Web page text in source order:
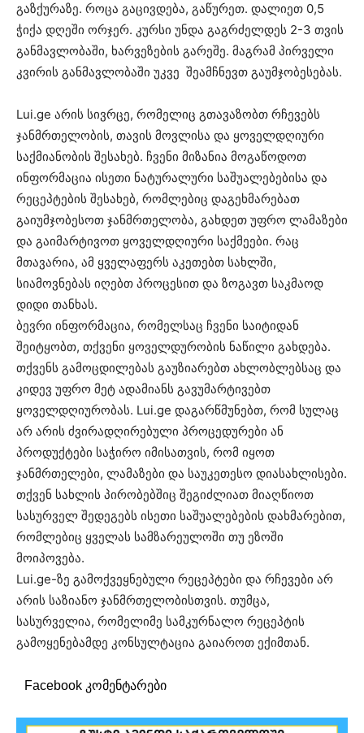
გაზქურაზე. როცა გაცივდება, გაწურეთ. დალიეთ 0,5
ჭიქა დღეში ორჯერ. კურსი უნდა გაგრძელდეს 2-3 თვის
განმავლობაში, ხარვეზების გარეშე. მაგრამ პირველი
კვირის განმავლობაში უკვე შეამჩნევთ გაუმჯობესებას.
Lui.ge არის სივრცე, რომელიც გთავაზობთ რჩევებს
ჯანმრთელობის, თავის მოვლისა და ყოველდღიური
საქმიანობის შესახებ. ჩვენი მიზანია მოგაწოდოთ
ინფორმაცია ისეთი ნატურალური საშუალებებისა და
რეცეპტების შესახებ, რომლებიც დაგეხმარებათ
გაიუმჯობესოთ ჯანმრთელობა, გახდეთ უფრო ლამაზები
და გაიმარტივოთ ყოველდღიური საქმეები. რაც
მთავარია, ამ ყველაფერს აკეთებთ სახლში,
სიამოვნებას იღებთ პროცესით და ზოგავთ საკმაოდ
დიდი თანხას.
ბევრი ინფორმაცია, რომელსაც ჩვენი საიტიდან
შეიტყობთ, თქვენი ყოველდურობის ნაწილი გახდება.
თქვენს გამოცდილებას გაუზიარებთ ახლობლებსაც და
კიდევ უფრო მეტ ადამიანს გავუმარტივებთ
ყოველდღიურობას. Lui.ge დაგარწმუნებთ, რომ სულაც
არ არის ძვირადღირებული პროცედურები ან
პროდუქტები საჭირო იმისათვის, რომ იყოთ
ჯანმრთელები, ლამაზები და საუკეთესო დიასახლისები.
თქვენ სახლის პირობებშიც შეგიძლიათ მიაღწიოთ
სასურველ შედეგებს ისეთი საშუალებების დახმარებით,
რომლებიც ყველას სამზარეულოში თუ ეზოში
მოიპოვება.
Lui.ge-ზე გამოქვეყნებული რეცეპტები და რჩევები არ
არის საზიანო ჯანმრთელობისთვის. თუმცა,
სასურველია, რომელიმე სამკურნალო რეცეპტის
გამოყენებამდე კონსულტაცია გაიაროთ ექიმთან.
Facebook კომენტარები